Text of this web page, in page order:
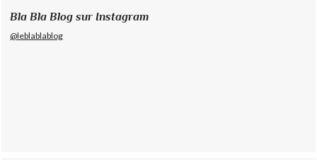
Bla Bla Blog sur Instagram
@leblablablog